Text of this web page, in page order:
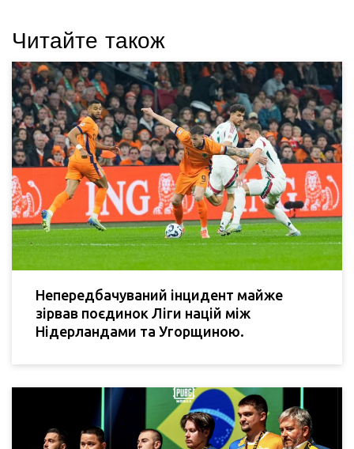
Читайте також
Непередбачуваний інцидент майже
зірвав поєдинок Ліги націй між
Нідерландами та Угорщиною.